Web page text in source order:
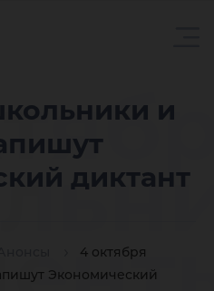
и
диктант
4 октября
Экономический